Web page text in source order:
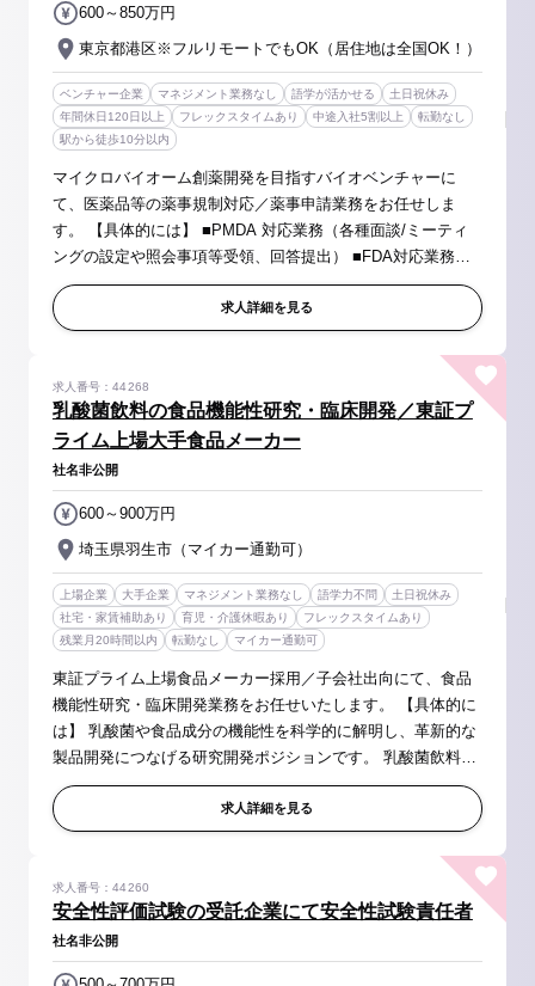
東京都港区※フルリモートでもOK（居住地は全国OK！）
600～850万円
ベンチャー企業 マネジメント業務なし 語学が活かせる
土日祝休み
年間休日120日以上
フレックスタイムあり 中途入社5割以上
転勤なし
駅から徒歩10分以内
マイクロバイオーム創薬開発を目指すバイオベンチャーに
て、医薬品等の薬事規制対応／薬事申請業務をお任せしま
す。 【具体的には】 ■PMDA 対応業務（各種面談/ミーティ
ングの設定や照会事項等受領、回答提出） ■FDA対応業務
（各種面談/ミーティングの設定や照会事項等受領、回答提
出） ■医薬品等の国内承認申請業...
求人詳細を見る
乳酸菌飲料の食品機能性研究・臨床開発／東証プ
ライム上場大手食品メーカー
求人番号：44268
社名非公開
埼玉県羽生市（マイカー通勤可）
600～900万円
上場企業 大手企業 マネジメント業務なし 語学力不問
土日祝休み
社宅・家賃補助あり
育児・介護休暇あり
フレックスタイムあり
残業月20時間以内
転勤なし マイカー通勤可
東証プライム上場食品メーカー採用／子会社出向にて、食品
機能性研究・臨床開発業務をお任せいたします。 【具体的に
は】 乳酸菌や食品成分の機能性を科学的に解明し、革新的な
製品開発につなげる研究開発ポジションです。 乳酸菌飲料や
発酵乳をはじめとする製品の価値向上に向けて、以下の業務
をご担当いただきま...
求人詳細を見る
安全性評価試験の受託企業にて安全性試験責任者
求人番号：44260
社名非公開